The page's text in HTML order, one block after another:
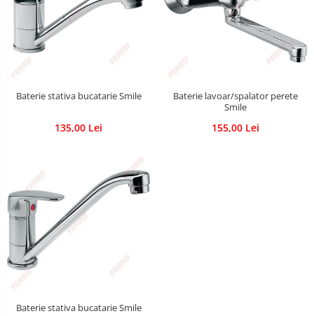
Baterie stativa bucatarie Smile
135,00 Lei
Baterie lavoar/spalator perete
Smile
155,00 Lei
Baterie stativa bucatarie Smile